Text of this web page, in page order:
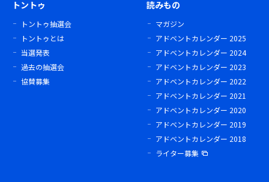
トントゥ
トントゥ抽選会
トントゥとは
当選発表
過去の抽選会
協賛募集
読みもの
マガジン
アドベントカレンダー 2025
アドベントカレンダー 2024
アドベントカレンダー 2023
アドベントカレンダー 2022
アドベントカレンダー 2021
アドベントカレンダー 2020
アドベントカレンダー 2019
アドベントカレンダー 2018
ライター募集